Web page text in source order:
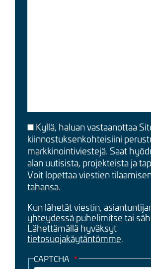
Kyllä, haluan vastaanottaa
kiinnostuksenkohteisiini
markkinointiviestejä. Saat
alan uutisista, projekteista ja
Voit lopettaa viestien
tahansa.
Kun lähetät viestin,
yhteydessä puhelimitse tai
Lähettämällä hyväksyt
tietosuojakäytäntömme.
CAPTCHA